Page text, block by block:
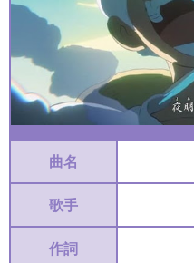
曲名
歌手
作詞